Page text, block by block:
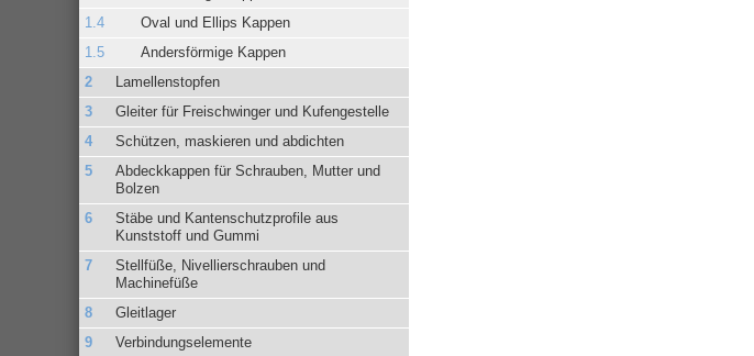
Oval und Ellips Kappen
Andersförmige Kappen
Lamellenstopfen
Gleiter für Freischwinger und Kufengestelle
Schützen, maskieren und abdichten
Abdeckkappen für Schrauben, Mutter und
Bolzen
Stäbe und Kantenschutzprofile aus
Kunststoff und Gummi
Stellfüße, Nivellierschrauben und
Machinefüße
Gleitlager
Verbindungselemente